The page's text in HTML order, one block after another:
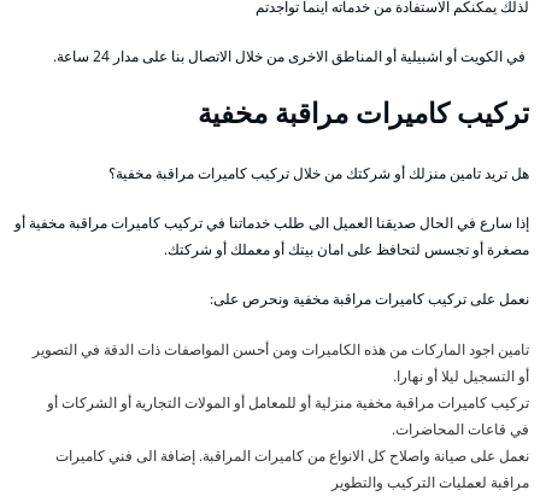
لذلك يمكنكم الاستفادة من خدماته اينما تواجدتم
في الكويت أو اشبيلية أو المناطق الاخرى من خلال الاتصال بنا على مدار 24 ساعة.
تركيب كاميرات مراقبة مخفية
هل تريد تامين منزلك أو شركتك من خلال تركيب كاميرات مراقبة مخفية؟
إذا سارع في الحال صديقنا العميل الى طلب خدماتنا في تركيب كاميرات مراقبة مخفية أو
مصغرة أو تجسس لتحافظ على امان بيتك أو معملك أو شركتك.
نعمل على تركيب كاميرات مراقبة مخفية ونحرص على:
تامين اجود الماركات من هذه الكاميرات ومن أحسن المواصفات ذات الدقة في التصوير
أو التسجيل ليلا أو نهارا.
تركيب كاميرات مراقبة مخفية منزلية أو للمعامل أو المولات التجارية أو الشركات أو
في قاعات المحاضرات.
نعمل على صيانة واصلاح كل الانواع من كاميرات المراقبة. إضافة الى فني كاميرات
مراقبة لعمليات التركيب والتطوير